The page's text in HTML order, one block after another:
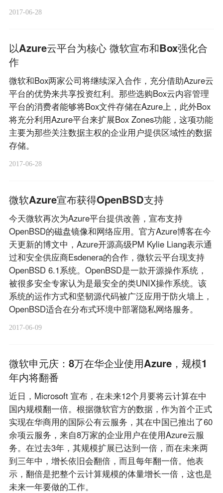
2017-06-28
以Azure云平台为核心 微软宣布和Box强化合
作
微软和Box两家公司将继续深入合作，充分借助Azure云
平台的优势来共享投资红利。那些选购Box云内容管理
平台的消费者能够将Box文件存储在Azure上，此外Box
将充分利用Azure平台来扩展Box Zones功能，这项功能
主要为那些关注数据主权的企业用户提供区域性的数据
存储。
2017-06-28
微软Azure宣布获得OpenBSD支持
今天微软再次为Azure平台提供改善，宣布支持
OpenBSD的磁盘镜像和网络应用。官方Azure博客在今
天更新的博文中，Azure开源高级PM Kylie Liang表示通
过和安全供应商Esdenera的合作，微软云平台现支持
OpenBSD 6.1系统。OpenBSD是一款开源操作系统，
被很多安全专家认为是最安全的类UNIX操作系统。该
系统的运作方式和坚韧源代码被广泛应用于防火墙上，
OpenBSD适合在分布式环境中部署隐私网络服务。
2017-06-09
微软申元庆：8万在华企业使用Azure，规模1
年内将翻番
近日，Microsoft 宣布，在未来12个月要将云计算在中
国内规模翻一倍。根据微软官方的数据，作为首个正式
实现在华商用的国际公有云服务，其在中国已推出了60
余项云服务，来自8万家的企业用户在使用Azure云服
务。在过去3年，其规模扩展已达到一倍，而在未来两
到三年中，增长依旧会翻倍，而且每年翻一倍。他表
示，翻倍是把整个云计算规模的体量增长一倍，这也是
未来一年要做的工作。